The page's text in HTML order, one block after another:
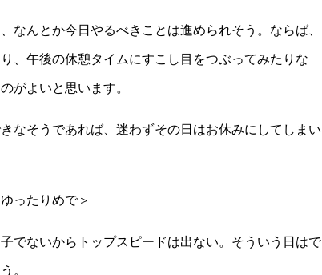
なんとか今日やるべきことは進められそう。ならば、
、午後の休憩タイムにすこし目をつぶってみたりな
がよいと思います。
なそうであれば、迷わずその日はお休みにしてしまい
ったりめで＞
でないからトップスピードは出ない。そういう日はで
。